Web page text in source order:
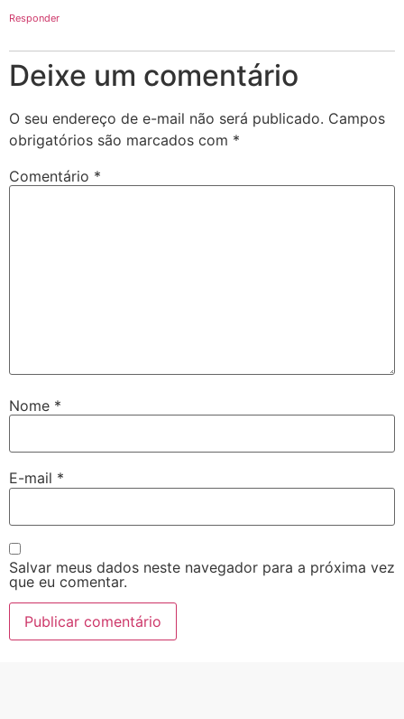
Responder
Deixe um comentário
O seu endereço de e-mail não será publicado. Campos
obrigatórios são marcados com *
Comentário *
Nome *
E-mail *
Salvar meus dados neste navegador para a próxima vez
que eu comentar.